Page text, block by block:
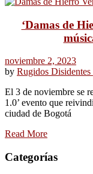
‘Damas de
noviembre 2, 2023
by Rugidos Disidentes
El 3 de noviembre se
1.0’ evento que
ciudad de Bogotá
Read More
Categorías